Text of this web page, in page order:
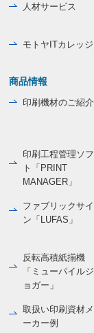
人材サービス
モトヤITカレッジ
商品情報
印刷機材のご紹介
印刷工程管理ソフ
ト「PRINT
MANAGER」
ファブリックサイ
ン「LUFAS」
反転高積紙揃機
「ミューパイルジ
ョガー」
取扱い印刷資材メ
ーカー例